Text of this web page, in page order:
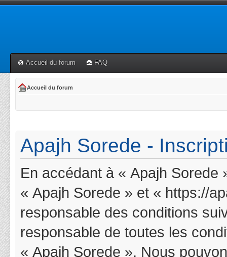
Accueil du forum FAQ
Accueil du forum
Apajh Sorede -
En accédant à « Apajh
« Apajh Sorede » et « https://
responsable des conditions
responsable de toutes les
« Apajh Sorede ». Nous